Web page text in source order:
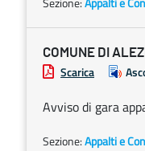
COMUNE DI
Scarica
Avviso di gara
Sezione:Appalti e